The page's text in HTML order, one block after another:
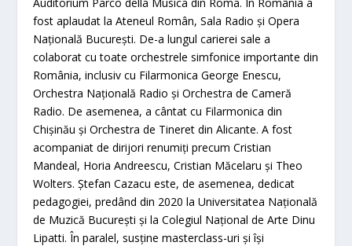
fost aplaudat la Ateneul Român, Sala Radio și Opera
Națională București. De-a lungul carierei sale a
colaborat cu toate orchestrele simfonice importante din
România, inclusiv cu Filarmonica George Enescu,
Orchestra Națională Radio și Orchestra de Cameră
Radio. De asemenea, a cântat cu Filarmonica din
Chișinău și Orchestra de Tineret din Alicante. A fost
acompaniat de dirijori renumiți precum Cristian
Mandeal, Horia Andreescu, Cristian Măcelaru și Theo
Wolters. Ștefan Cazacu este, de asemenea, dedicat
pedagogiei, predând din 2020 la Universitatea Națională
de Muzică București și la Colegiul Național de Arte Dinu
Lipatti. În paralel, susține masterclass-uri și își